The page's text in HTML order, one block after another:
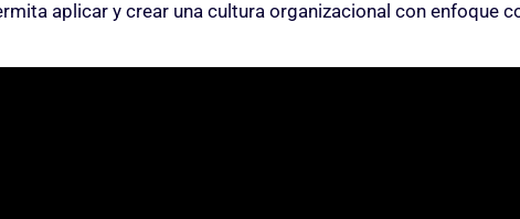
aplicar y crear una cultura organizacional con enfoque